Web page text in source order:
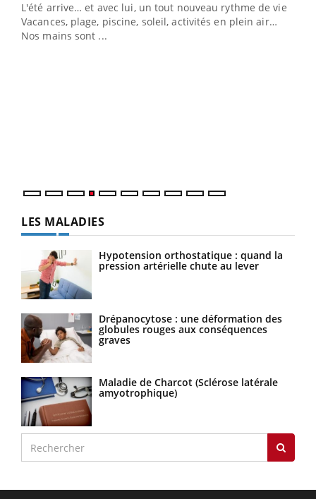
L'été arrive… et avec lui, un tout nouveau rythme de vie !
Vacances, plage, piscine, soleil, activités en plein air…
Nos mains sont ...
LES MALADIES
Hypotension orthostatique : quand la
pression artérielle chute au lever
Drépanocytose : une déformation des
globules rouges aux conséquences
graves
Maladie de Charcot (Sclérose latérale
amyotrophique)